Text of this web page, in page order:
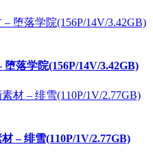
堕落学院(156P/14V/3.42GB)
– 绯雪(110P/1V/2.77GB)